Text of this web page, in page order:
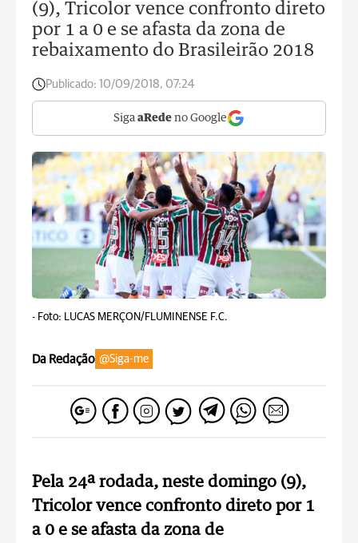
(9), Tricolor vence confronto direto
por 1 a 0 e se afasta da zona de
rebaixamento do Brasileirão 2018
Publicado: 10/09/2018, 07:24
Siga aRede no Google
- Foto: LUCAS MERÇON/FLUMINENSE F.C.
Da Redação @Siga-me
Pela 24ª rodada, neste domingo (9),
Tricolor vence confronto direto por 1
a 0 e se afasta da zona de